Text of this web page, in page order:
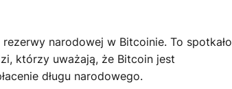
narodowej w Bitcoinie. To spotkało
którzy uważają, że Bitcoin jest
długu narodowego.